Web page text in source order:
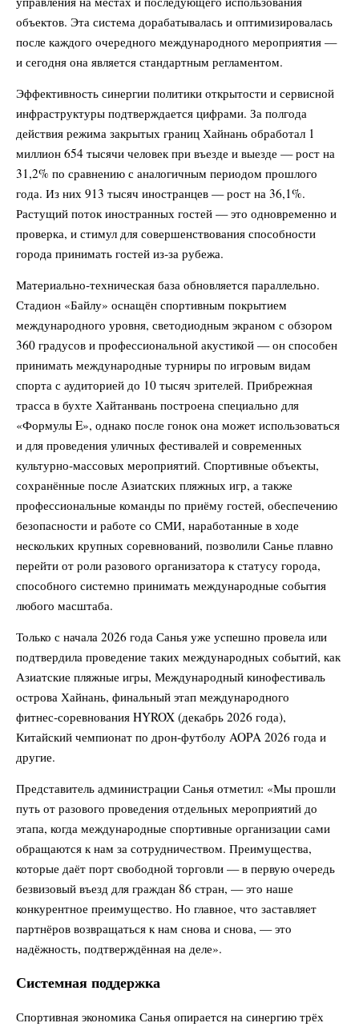
объектов. Эта система дорабатывалась и оптимизировалась
после каждого очередного международного мероприятия —
и сегодня она является стандартным регламентом.
Эффективность синергии политики открытости и сервисной
инфраструктуры подтверждается цифрами. За полгода
действия режима закрытых границ Хайнань обработал 1
миллион 654 тысячи человек при въезде и выезде — рост на
31,2% по сравнению с аналогичным периодом прошлого
года. Из них 913 тысяч иностранцев — рост на 36,1%.
Растущий поток иностранных гостей — это одновременно и
проверка, и стимул для совершенствования способности
города принимать гостей из‑за рубежа.
Материально‑техническая база обновляется параллельно.
Стадион «Байлу» оснащён спортивным покрытием
международного уровня, светодиодным экраном с обзором
360 градусов и профессиональной акустикой — он способен
принимать международные турниры по игровым видам
спорта с аудиторией до 10 тысяч зрителей. Прибрежная
трасса в бухте Хайтанвань построена специально для
«Формулы E», однако после гонок она может использоваться
и для проведения уличных фестивалей и современных
культурно‑массовых мероприятий. Спортивные объекты,
сохранённые после Азиатских пляжных игр, а также
профессиональные команды по приёму гостей, обеспечению
безопасности и работе со СМИ, наработанные в ходе
нескольких крупных соревнований, позволили Санье плавно
перейти от роли разового организатора к статусу города,
способного системно принимать международные события
любого масштаба.
Только с начала 2026 года Санья уже успешно провела или
подтвердила проведение таких международных событий, как
Азиатские пляжные игры, Международный кинофестиваль
острова Хайнань, финальный этап международного
фитнес‑соревнования HYROX (декабрь 2026 года),
Китайский чемпионат по дрон‑футболу AOPA 2026 года и
другие.
Представитель администрации Санья отметил: «Мы прошли
путь от разового проведения отдельных мероприятий до
этапа, когда международные спортивные организации сами
обращаются к нам за сотрудничеством. Преимущества,
которые даёт порт свободной торговли — в первую очередь
безвизовый въезд для граждан 86 стран, — это наше
конкурентное преимущество. Но главное, что заставляет
партнёров возвращаться к нам снова и снова, — это
надёжность, подтверждённая на деле».
Системная поддержка
Спортивная экономика Санья опирается на синергию трёх